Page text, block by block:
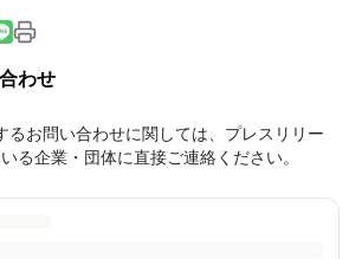
わせ
るお問い合わせに関しては、プレスリリー
る企業・団体に直接ご連絡ください。